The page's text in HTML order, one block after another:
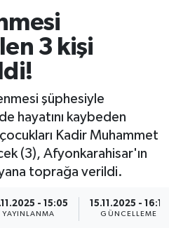
3 kişi
şüphesiyle
hayatını kaybeden
Kadir Muhammet
(3), Afyonkarahisar'ın
toprağa verildi.
- 15:05
YAYINLANMA
15.11.2025 - 16:17
GÜNCELLEME
Haritası
ve Fikstür